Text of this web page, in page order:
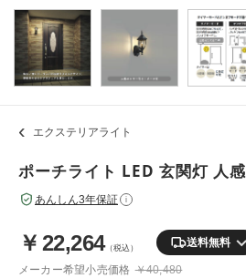
エクステリアライト
ポーチライト LED 玄関灯 人
あんしん3年保証 i
￥ 22,264（税込） 送料無料
メーカー希望小売価格 ￥40,480